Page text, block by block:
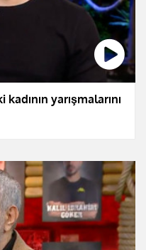
yarışmalarını